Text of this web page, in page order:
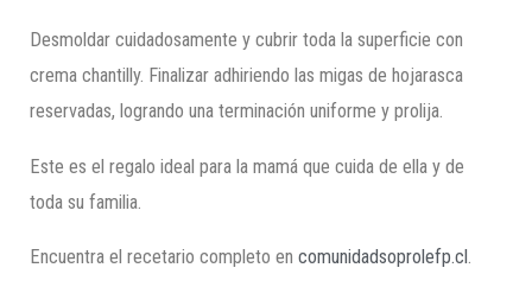
Desmoldar cuidadosamente y cubrir toda la superficie con
crema chantilly. Finalizar adhiriendo las migas de hojarasca
reservadas, logrando una terminación uniforme y prolija.
Este es el regalo ideal para la mamá que cuida de ella y de
toda su familia.
Encuentra el recetario completo encomunidadsoprolefp.cl.